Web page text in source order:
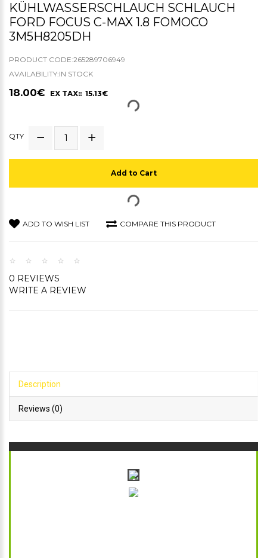
KÜHLWASSERSCHLAUCH SCHLAUCH
FORD FOCUS C-MAX 1.8 FOMOCO
3M5H8205DH
PRODUCT CODE:265289706949
AVAILABILITY:IN STOCK
18.00€ EX TAX:: 15.13€
QTY
Add to Cart
ADD TO WISH LIST COMPARE THIS PRODUCT
0 REVIEWS
WRITE A REVIEW
Description
Reviews (0)